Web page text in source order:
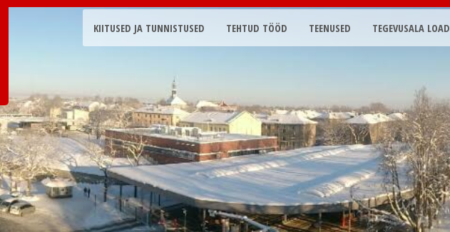
KIITUSED JA TUNNISTUSED TEHTUD TÖÖD TEENUSED TEGEVUSALA LOAD